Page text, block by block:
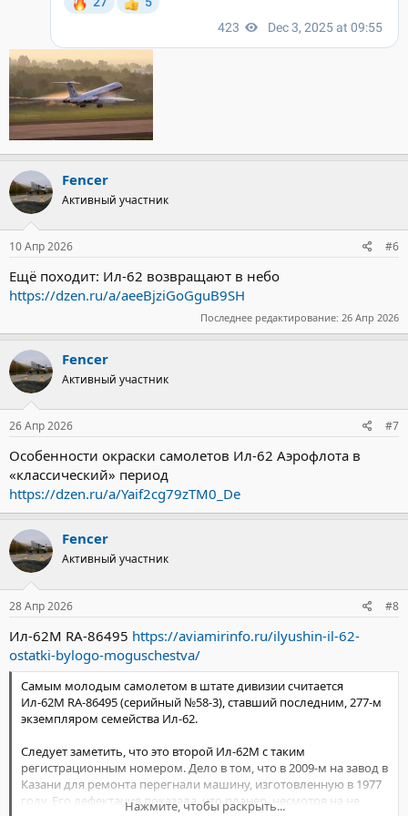
Fencer
Активный участник
10 Апр 2026 #6
Ещё походит: Ил-62 возвращают в небо
https://dzen.ru/a/aeeBjziGoGguB9SH
Последнее редактирование: 26 Апр 2026
Fencer
Активный участник
26 Апр 2026 #7
Особенности окраски самолетов Ил-62 Аэрофлота в
«классический» период
https://dzen.ru/a/Yaif2cg79zTM0_De
Fencer
Активный участник
28 Апр 2026 #8
Ил-62М RA-86495 https://aviamirinfo.ru/ilyushin-il-62-
ostatki-bylogo-moguschestva/
Самым молодым самолетом в штате дивизии считается
Ил-62М RA-86495 (серийный №58-3), ставший последним, 277-м
экземпляром семейства Ил-62.
Следует заметить, что это второй Ил-62М с таким
регистрационным номером. Дело в том, что в 2009-м на завод в
Казани для ремонта перегнали машину, изготовленную в 1977
году. Его дефектация показала, что планер, несмотря на не
Нажмите, чтобы раскрыть...